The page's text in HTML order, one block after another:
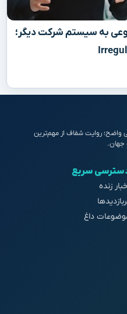
به سیستم شرکت دیگر؛
واضح؛ روایت شفاف از مهم‌ترین
جهان.
سریع
زنده
داغ